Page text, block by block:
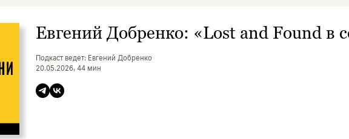
Евгений Добренко: «Lost and Found в
Подкаст ведет: Евгений Добренко
20.05.2026, 44 мин